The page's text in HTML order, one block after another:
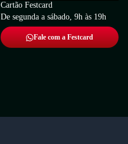
Cartão Festcard
De segunda a sábado, 9h às 19h
Fale com a Festcard